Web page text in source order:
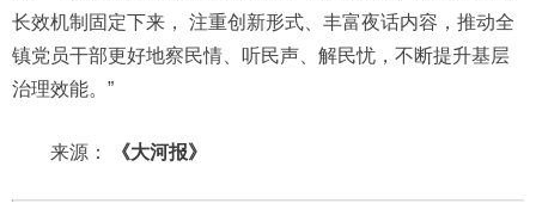
长效机制固定下来， 注重创新形式、丰富夜话内容，推动全
镇党员干部更好地察民情、听民声、解民忧，不断提升基层
治理效能。”
来源： 《大河报》